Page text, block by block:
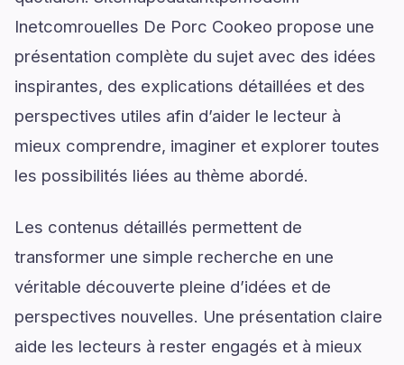
Inetcomrouelles De Porc Cookeo propose une
présentation complète du sujet avec des idées
inspirantes, des explications détaillées et des
perspectives utiles afin d’aider le lecteur à
mieux comprendre, imaginer et explorer toutes
les possibilités liées au thème abordé.
Les contenus détaillés permettent de
transformer une simple recherche en une
véritable découverte pleine d’idées et de
perspectives nouvelles. Une présentation claire
aide les lecteurs à rester engagés et à mieux